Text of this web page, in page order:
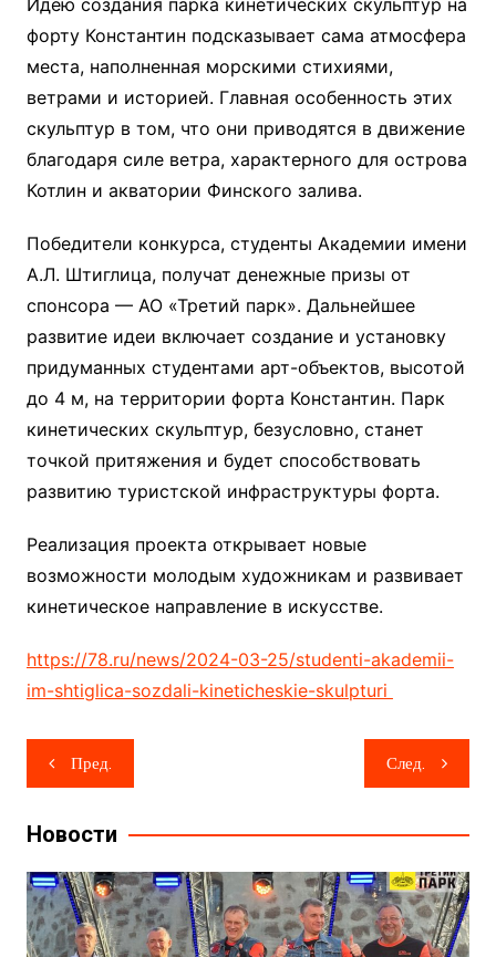
форту Константин подсказывает сама атмосфера
места, наполненная морскими стихиями,
ветрами и историей. Главная особенность этих
скульптур в том, что они приводятся в движение
благодаря силе ветра, характерного для острова
Котлин и акватории Финского залива.
Победители конкурса, студенты Академии имени
А.Л. Штиглица, получат денежные призы от
спонсора — АО «Третий парк». Дальнейшее
развитие идеи включает создание и установку
придуманных студентами арт-объектов, высотой
до 4 м, на территории форта Константин. Парк
кинетических скульптур, безусловно, станет
точкой притяжения и будет способствовать
развитию туристской инфраструктуры форта.
Реализация проекта открывает новые
возможности молодым художникам и развивает
кинетическое направление в искусстве.
https://78.ru/news/2024-03-25/studenti-akademii-
im-shtiglica-sozdali-kineticheskie-skulpturi
Навигация
по
записям
Пред. След.
Новости